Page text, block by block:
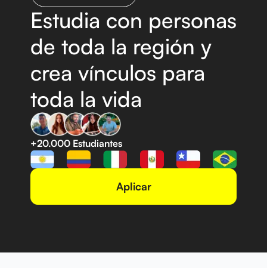
Estudia con personas
de toda la región y
crea vínculos para
toda la vida
+20.000 Estudiantes
Aplicar